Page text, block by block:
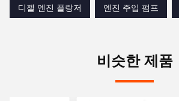
디젤 엔진 플랑저
엔진 주입 펌프
비슷한 제품